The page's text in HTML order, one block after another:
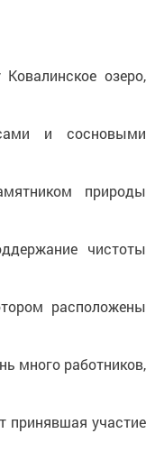
озеро,
и сосновыми
природы
чистоты
расположены
много работников,
принявшая участие